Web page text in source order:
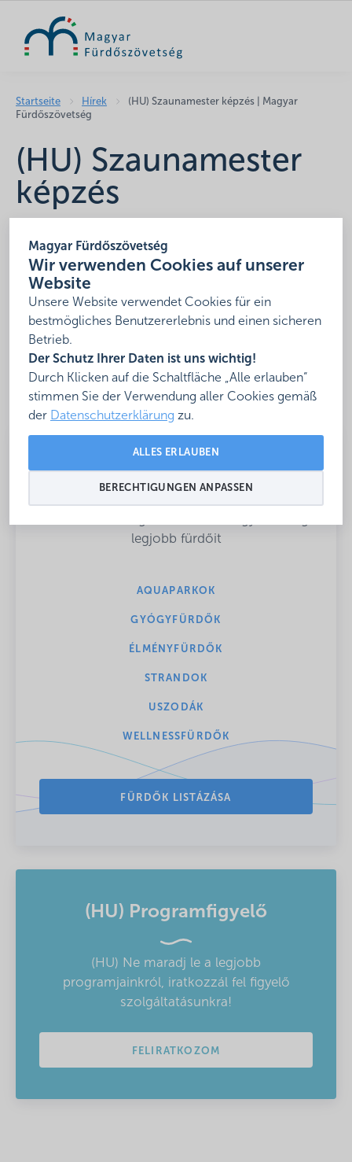
Magyar Fürdőszövetség
Wir verwenden Cookies auf unserer
Website
Unsere Website verwendet Cookies für ein
bestmögliches Benutzererlebnis und einen sicheren
Betrieb.
Der Schutz Ihrer Daten ist uns wichtig!
Durch Klicken auf die Schaltfläche „Alle erlauben“
stimmen Sie der Verwendung aller Cookies gemäß
der Datenschutzerklärung zu.
ALLES ERLAUBEN
BERECHTIGUNGEN ANPASSEN
Startseite Hírek
(HU) Szaunamester képzés | Magyar
Fürdőszövetség
(HU) Szaunamester
képzés
Leider ist der Eintrag nur auf
Teilen
(HU) Csobbanj velünk!
legjobb fürdőit
AQUAPARKOK
GYÓGYFÜRDŐK
ÉLMÉNYFÜRDŐK
STRANDOK
USZODÁK
WELLNESSFÜRDŐK
FÜRDŐK LISTÁZÁSA
(HU) Programfigyelő
(HU) Ne maradj le a legjobb
programjainkról, iratkozzál fel figyelő
szolgáltatásunkra!
FELIRATKOZOM